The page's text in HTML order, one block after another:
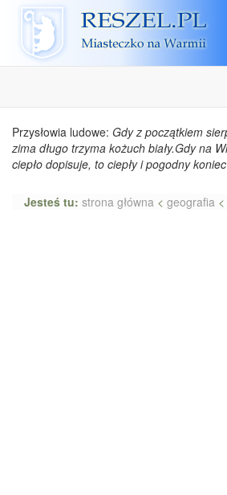
Reszel
Przysłowia ludowe: Gdy z początkiem
zima długo trzyma kożuch biały.Gdy na
ciepło dopisuje, to ciepły i pogodny
Jesteś tu: strona główna < geografia <